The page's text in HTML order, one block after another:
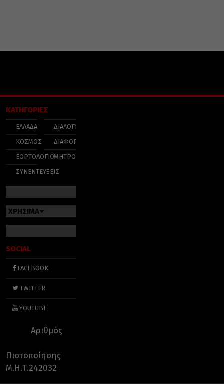
ΚΑΤΗΓΟΡΙΕΣ
ΕΛΛΑΔΑ
ΚΟΣΜΟΣ
ΕΟΡΤΟΛΟΓΙΟ
ΣΥΝΕΝΤΕΥΞΕΙΣ
ΔΙΑΛΟΓΟΣ
ΔΙΑΦΟΡΑ
ΜΗΤΡΟΠΟΛΕΙΣ
ΧΡΗΣΙΜΑ
SOCIAL
FACEBOOK
TWITTER
YOUTUBE
Αριθμός
Πιστοποίησης
Μ.Η.Τ.242032